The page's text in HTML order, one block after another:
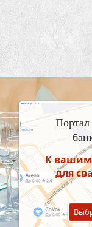
К вашим
для